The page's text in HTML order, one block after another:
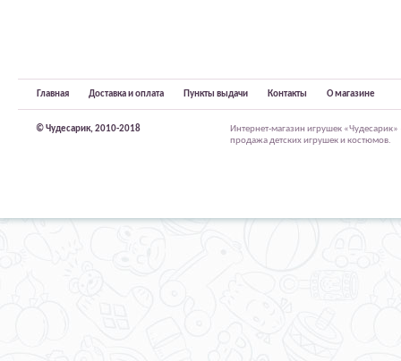
Главная Доставка и оплата Пункты выдачи Контакты О магазине
© Чудесарик, 2010-2018
Интернет-магазин игрушек
продажа детских игрушек и костюмов.